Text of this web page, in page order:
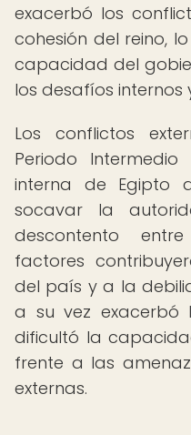
exacerbó los
cohesión del reino,
capacidad del
los desafíos internos
Los conflictos
Periodo
interna de Egipto
socavar la
descontento
factores
del país y a la
a su vez exacerbó
dificultó la
frente a las
externas.